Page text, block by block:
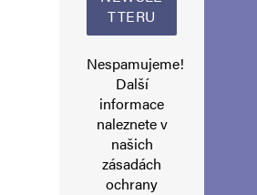
Nespamujeme!
Další
informace
naleznete v
našich
zásadách
ochrany